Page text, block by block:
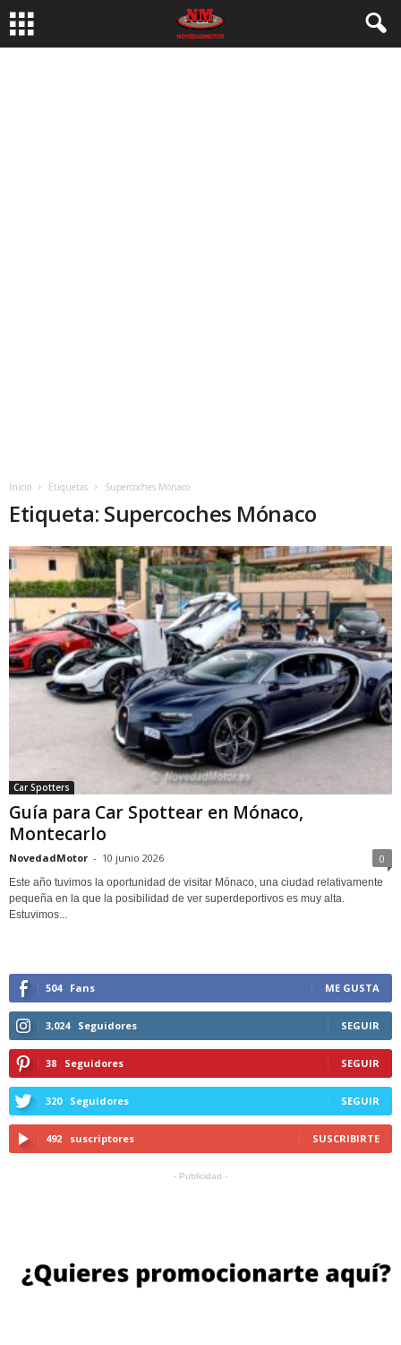
Inicio Etiquetas Supercoches Mónaco
Etiqueta: Supercoches Mónaco
Car Spotters
Guía para Car Spottear en Mónaco,
Montecarlo
NovedadMotor - 10 junio 2026 0
Este año tuvimos la oportunidad de visitar Mónaco, una ciudad relativamente
pequeña en la que la posibilidad de ver superdeportivos es muy alta.
Estuvimos...
504 Fans ME GUSTA
3,024 Seguidores SEGUIR
38 Seguidores SEGUIR
320 Seguidores SEGUIR
492 suscriptores SUSCRIBIRTE
- Publicidad -